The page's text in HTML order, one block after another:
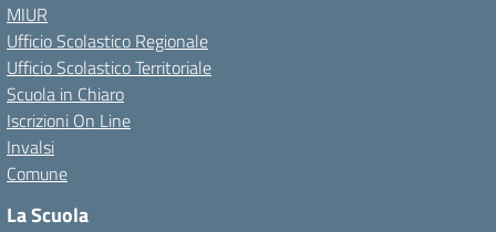
MIUR
Ufficio Scolastico Regionale
Ufficio Scolastico Territoriale
Scuola in Chiaro
Iscrizioni On Line
Invalsi
Comune
La Scuola